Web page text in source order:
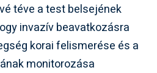
téve a test belsejének
invazív beavatkozásra
korai felismerése és a
monitorozása